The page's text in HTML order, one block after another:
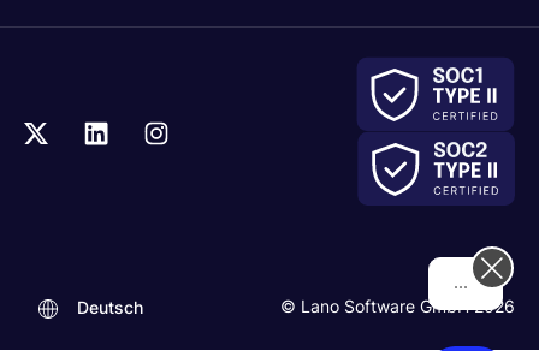
© Lano Software GmbH 2026
Deutsch
Hi! How can we help